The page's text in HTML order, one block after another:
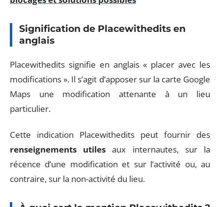
Signification de Placewithedits en
anglais
Placewithedits signifie en anglais « placer avec les
modifications ». Il s’agit d’apposer sur la carte Google
Maps une modification attenante à un lieu
particulier.
Cette indication Placewithedits peut fournir des
renseignements utiles aux internautes, sur la
récence d’une modification et sur l’activité ou, au
contraire, sur la non-activité du lieu.